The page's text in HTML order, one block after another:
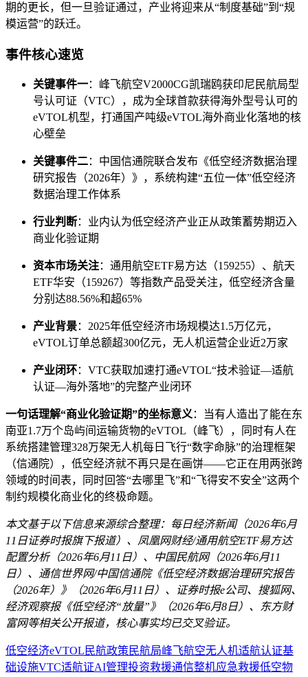
期的更长，但一旦验证通过，产业将迎来从“制度基础”到“规
模运营”的跃迁。
事件核心速览
关键事件一：峰飞航空V2000CG凯瑞鸥获印尼民航局型
号认可证（VTC），成为全球首款获得海外型号认可的
eVTOL机型，打通国产吨级eVTOL海外商业化落地的核
心壁垒
关键事件二：中国信通院联合发布《低空经济数据治理
研究报告（2026年）》，系统构建“五位一体”低空经济
数据治理工作体系
行业判断：业内认为低空经济产业正从政策蓄势期迈入
商业化验证期
资本市场关注：通用航空ETF易方达（159255）、航天
ETF华安（159267）等指数产品受关注，低空经济含量
分别达88.56%和超65%
产业背景：2025年低空经济市场规模达1.5万亿元，
eVTOL订单总额超300亿元，无人机运营企业近2万家
产业闭环：VTC获取加速打通eVTOL“技术验证—适航
认证—海外落地”的完整产业闭环
一句话理解“商业化验证期”的坐标意义：当有人造出了能在东
南亚1.7万个岛屿间运输货物的eVTOL（峰飞），同时有人在
系统搭建管理328万架无人机每日飞行“数字命脉”的治理框架
（信通院），低空经济就不再只是在画饼——它正在用两张跨
领域的时间表，同时回答“去哪里飞”和“飞得安不安全”这两个
制约规模化商业化的终极命题。
本文基于以下信息来源综合整理：每日经济新闻（2026年6月
11日证券时报旗下报道）、凤凰网财经/通用航空ETF易方达
配置分析（2026年6月11日）、中国民航网（2026年6月11
日）、通信世界网/中国信通院《低空经济数据治理研究报告
（2026年）》（2026年6月11日）、证券时报e公司、搜狐网、
经济观察报《低空经济“放量”》（2026年6月8日）、东方财
富网等相关公开报道，核心事实均已交叉验证。
低空经济eVTOL 民航政策 民航局峰飞航空无人机适航认证基
础设施VTC适航证AI管理投资救援通信整机应急救援低空物